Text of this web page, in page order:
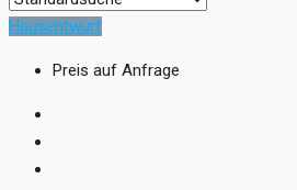
Hausentwurf
Preis auf Anfrage